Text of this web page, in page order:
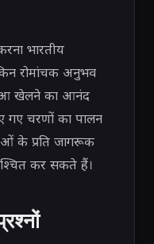
भारतीय
रोमांचक अनुभव
खेलने का आनंद
गए चरणों का पालन
के प्रति जागरूक
कर सकते हैं।